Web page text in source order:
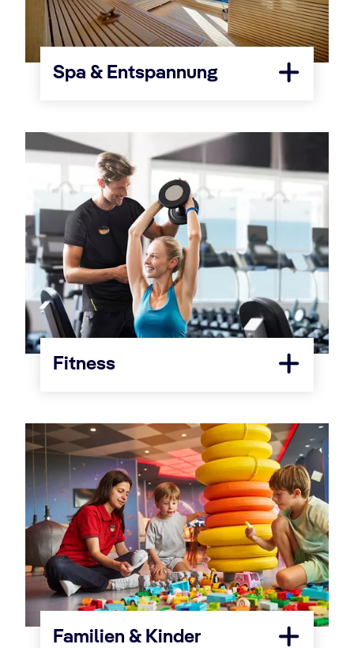
Spa & Entspannung
Fitness
Familien & Kinder